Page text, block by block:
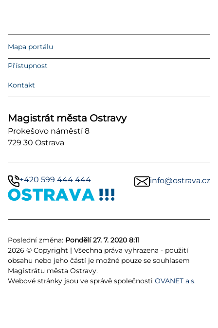
Mapa portálu
Přístupnost
Kontakt
Magistrát města Ostravy
Prokešovo náměstí 8
729 30 Ostrava
+420 599 444 444 info@ostrava.cz
Poslední změna: Pondělí 27. 7. 2020 8:11
2026 © Copyright | Všechna práva vyhrazena - použití
obsahu nebo jeho částí je možné pouze se souhlasem
Magistrátu města Ostravy.
Webové stránky jsou ve správě společnosti OVANET a.s.